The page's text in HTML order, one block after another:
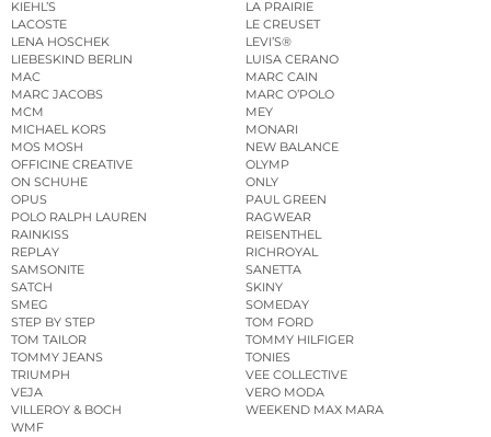
KIEHL’S
LA PRAIRIE
LACOSTE
LE CREUSET
LENA HOSCHEK
LEVI’S®
LIEBESKIND BERLIN
LUISA CERANO
MAC
MARC CAIN
MARC JACOBS
MARC O’POLO
MCM
MEY
MICHAEL KORS
MONARI
MOS MOSH
NEW BALANCE
OFFICINE CREATIVE
OLYMP
ON SCHUHE
ONLY
OPUS
PAUL GREEN
POLO RALPH LAUREN
RAGWEAR
RAINKISS
REISENTHEL
REPLAY
RICHROYAL
SAMSONITE
SANETTA
SATCH
SKINY
SMEG
SOMEDAY
STEP BY STEP
TOM FORD
TOM TAILOR
TOMMY HILFIGER
TOMMY JEANS
TONIES
TRIUMPH
VEE COLLECTIVE
VEJA
VERO MODA
VILLEROY & BOCH
WEEKEND MAX MARA
WMF